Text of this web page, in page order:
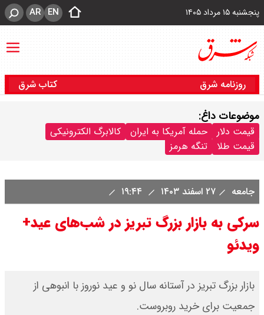
پنجشنبه ۱۵ مرداد ۱۴۰۵ EN
AR
روزنامه شرق کتاب شرق
موضوعات داغ:
قیمت دلار حمله آمریکا به ایران
کالابرگ الکترونیکی
قیمت طلا
تنگه هرمز
جامعه ۲۷ اسفند ۱۴۰۳
سرکی به بازار بزرگ تبریز در شب‌های عید+
ویدئو
بازار بزرگ تبریز در آستانه سال نو و عید نوروز با انبوهی از
جمعیت برای خرید روبروست.